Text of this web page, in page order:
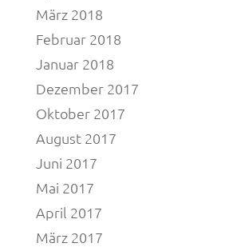
März 2018
Februar 2018
Januar 2018
Dezember 2017
Oktober 2017
August 2017
Juni 2017
Mai 2017
April 2017
März 2017